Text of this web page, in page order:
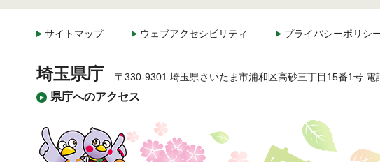
サイトマップ ウェブアクセシビリティ プライバシーポリシ
埼玉県庁
県庁へのアクセス
〒330-9301 埼玉県さいたま市浦和区高砂三丁目15番1号 電